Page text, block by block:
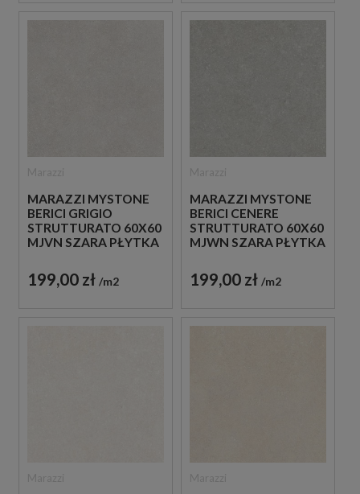
MARAZZI MYSTONE
BERICI GRIGIO
STRUTTURATO 60X60
MJVN SZARA PŁYTKA
IMITUJĄCA KAMIEŃ
199,00 zł m2
MARAZZI MYSTONE
BERICI CENERE
STRUTTURATO 60X60
MJWN SZARA PŁYTKA
IMITUJĄCA KAMIEŃ
199,00 zł m2